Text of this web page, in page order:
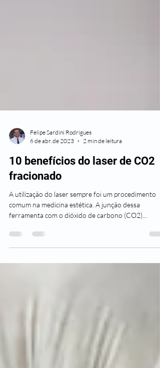
6 de abr. de 2023
2 min de leitura
10 benefícios do laser de CO2
fracionado
A utilização do laser sempre foi um procedimento
ferramenta com o dióxido de carbono (CO2)...